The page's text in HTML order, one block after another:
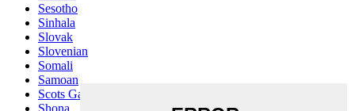
Sesotho
Sinhala
Slovak
Slovenian
Somali
Samoan
Scots Gaelic
Shona